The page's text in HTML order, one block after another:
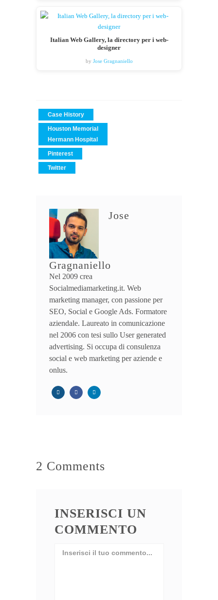
Italian Web Gallery, la directory per i web-
designer
by Jose Gragnaniello
Case History
Houston Memorial
Hermann Hospital
Pinterest
Twitter
Jose
Gragnaniello
Nel 2009 crea
Socialmediamarketing.it. Web
marketing manager, con passione per
SEO, Social e Google Ads. Formatore
aziendale. Laureato in comunicazione
nel 2006 con tesi sullo User generated
advertising. Si occupa di consulenza
social e web marketing per aziende e
onlus.
2 Comments
INSERISCI UN
COMMENTO